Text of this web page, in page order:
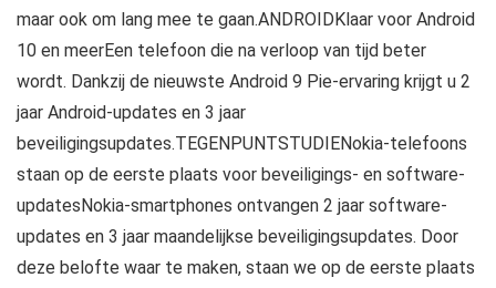
maar ook om lang mee te gaan.ANDROIDKlaar voor Android
10 en meerEen telefoon die na verloop van tijd beter
wordt. Dankzij de nieuwste Android 9 Pie-ervaring krijgt u 2
jaar Android-updates en 3 jaar
beveiligingsupdates.TEGENPUNTSTUDIENokia-telefoons
staan ​​op de eerste plaats voor beveiligings- en software-
updatesNokia-smartphones ontvangen 2 jaar software-
updates en 3 jaar maandelijkse beveiligingsupdates. Door
deze belofte waar te maken, staan ​​we op de eerste plaats